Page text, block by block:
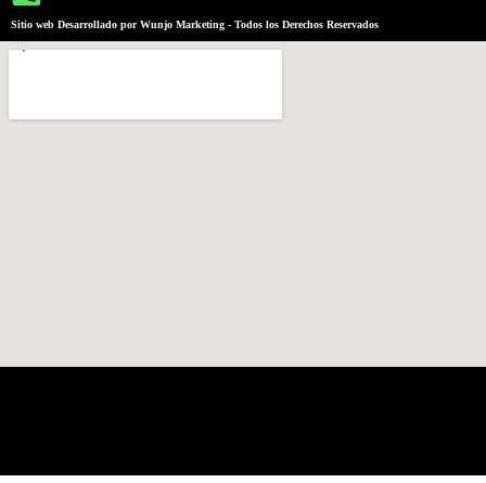
Sitio web Desarrollado por Wunjo Marketing - Todos los Derechos Reservados